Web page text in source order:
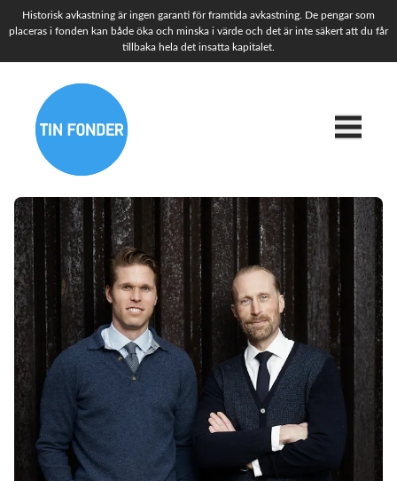
Historisk avkastning är ingen garanti för framtida avkastning. De pengar som
placeras i fonden kan både öka och minska i värde och det är inte säkert att du får
tillbaka hela det insatta kapitalet.